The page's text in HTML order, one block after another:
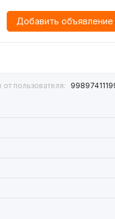
Добавить объявление
пользователя: